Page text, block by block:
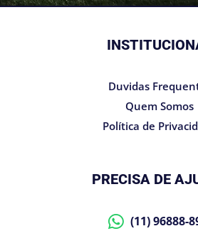
Duvidas
Quem Somos
Política de
PRECISA DE
(11) 96888-